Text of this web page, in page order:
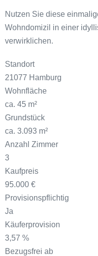
Nutzen Sie diese
Wohndomizil in einer
verwirklichen.
Standort
21077 Hamburg
Wohnfläche
ca. 45 m²
Grundstück
ca. 3.093 m²
Anzahl Zimmer
3
Kaufpreis
95.000 €
Provisionspflichtig
Ja
Käuferprovision
3,57 %
Bezugsfrei ab